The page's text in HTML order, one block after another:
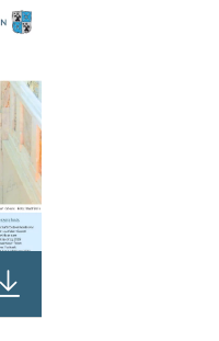
5,96 MB)
web.pdf,